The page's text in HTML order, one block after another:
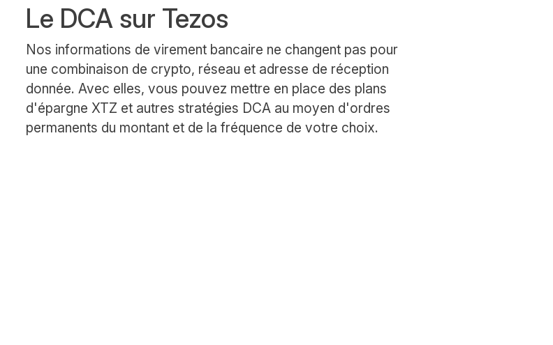
Le DCA sur Tezos
Nos informations de virement bancaire ne changent pas pour
une combinaison de crypto, réseau et adresse de réception
donnée. Avec elles, vous pouvez mettre en place des plans
d'épargne XTZ et autres stratégies DCA au moyen d'ordres
permanents du montant et de la fréquence de votre choix.